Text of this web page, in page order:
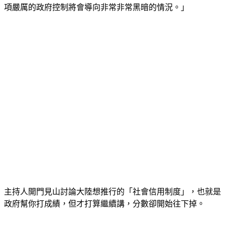
項嚴厲的政府控制將會導向非常非常黑暗的情況。」
主持人開門見山討論大陸想推行的「社會信用制度」，也就是
政府幫你打成績，但才打算繼續講，分數卻開始往下掉。